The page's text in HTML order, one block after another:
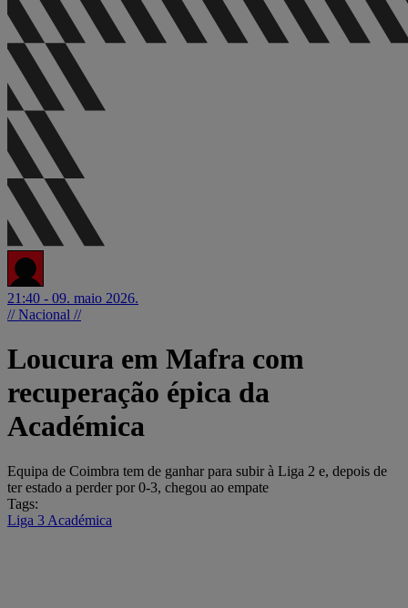
21:40 - 09. maio 2026.
// Nacional //
Loucura em Mafra com
recuperação épica da
Académica
Equipa de Coimbra tem de ganhar para subir à Liga 2 e, depois de
ter estado a perder por 0-3, chegou ao empate
Tags:
Liga 3 Académica